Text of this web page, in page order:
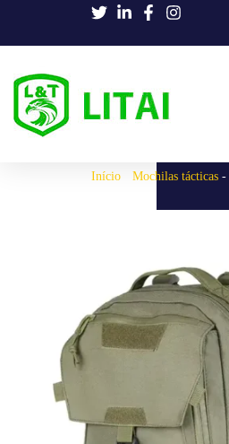
Início Mochilas tácticas -